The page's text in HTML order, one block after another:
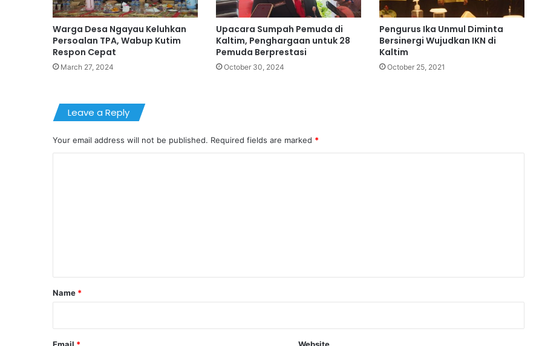
Warga Desa Ngayau Keluhkan
Persoalan TPA, Wabup Kutim
Respon Cepat
March 27, 2024
Upacara Sumpah Pemuda di
Kaltim, Penghargaan untuk 28
Pemuda Berprestasi
October 30, 2024
Pengurus Ika Unmul Diminta
Bersinergi Wujudkan IKN di
Kaltim
October 25, 2021
Leave a Reply
Your email address will not be published. Required fields are marked *
*
Name *